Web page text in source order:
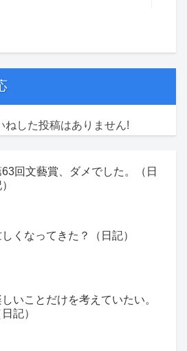
ねした投稿はありません!
回文藝賞、ダメでした。（日
くなってきた？（日記）
いことだけを考えていたい。
日記）